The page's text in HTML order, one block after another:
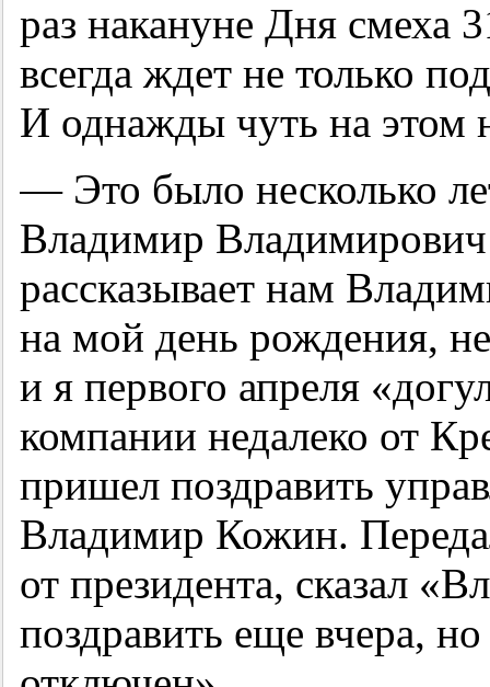
раз накануне Дня смеха
всегда ждет не только
И однажды чуть на этом
— Это было несколько
Владимир
рассказывает нам
на мой день рождения,
и я первого апреля
компании недалеко от
пришел поздравить
Владимир Кожин.
от президента, сказал
поздравить еще вчера,